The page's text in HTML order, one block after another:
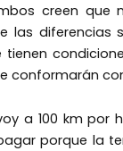
creen que
las diferencias
tienen
conformarán
a 100 km por
porque la